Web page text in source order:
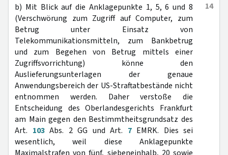
14
b) Mit Blick auf die Anklagepunkte 1, 5, 6 und 8
(Verschwörung zum Zugriff auf Computer, zum
Betrug unter Einsatz von
Telekommunikationsmitteln, zum Bankbetrug
und zum Begehen von Betrug mittels einer
Zugriffsvorrichtung) könne den
Auslieferungsunterlagen der genaue
Anwendungsbereich der US-Straftatbestände nicht
entnommen werden. Daher verstoße die
Entscheidung des Oberlandesgerichts Frankfurt
am Main gegen den Bestimmtheitsgrundsatz des
Art. 103Abs. 2 GG und Art. 7EMRK. Dies sei
wesentlich, weil diese Anklagepunkte